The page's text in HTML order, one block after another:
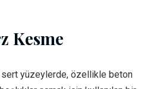
Kesme
sert yüzeylerde, özellikle beton